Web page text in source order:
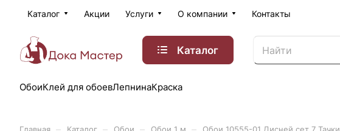
Каталог Акции Услуги О компании Контакты
Каталог
ОбоиКлей для обоевЛепнинаКраска